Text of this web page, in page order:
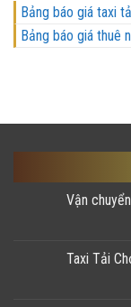
Bảng báo giá taxi
Bảng báo giá thuê
Vận
Taxi Tải